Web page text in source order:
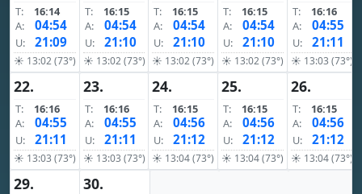
T:
16:14
A:
04:54
U: 21:09
☀ 13:02 (73°)
T:
16:15
A:
04:54
U: 21:10
☀ 13:02 (73°)
T:
16:15
A:
04:54
U: 21:10
☀ 13:02 (73°)
T:
16:15
A:
04:54
U: 21:10
☀ 13:02 (73°)
T:
16:16
A:
04:55
U: 21:11
☀ 13:03 (73°)
22.
T:
16:16
A:
04:55
U: 21:11
☀ 13:03 (73°)
23.
T:
16:16
A:
04:55
U: 21:11
☀ 13:03 (73°)
24.
T:
16:15
A:
04:56
U: 21:12
☀ 13:04 (73°)
25.
T:
16:15
A:
04:56
U: 21:12
☀ 13:04 (73°)
26.
T:
16:15
A:
04:56
U: 21:12
☀ 13:04 (73°)
29. 30.